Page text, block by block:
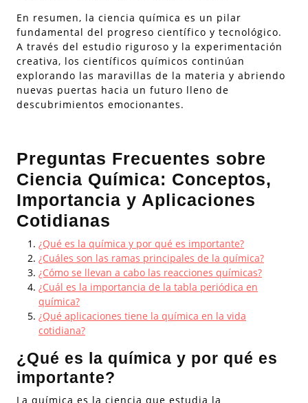
En resumen, la ciencia química es un pilar
fundamental del progreso científico y tecnológico.
A través del estudio riguroso y la experimentación
creativa, los científicos químicos continúan
explorando las maravillas de la materia y abriendo
nuevas puertas hacia un futuro lleno de
descubrimientos emocionantes.
Preguntas Frecuentes sobre
Ciencia Química: Conceptos,
Importancia y Aplicaciones
Cotidianas
¿Qué es la química y por qué es importante?
¿Cuáles son las ramas principales de la química?
¿Cómo se llevan a cabo las reacciones químicas?
¿Cuál es la importancia de la tabla periódica en
química?
¿Qué aplicaciones tiene la química en la vida
cotidiana?
¿Qué es la química y por qué es
importante?
La química es la ciencia que estudia la